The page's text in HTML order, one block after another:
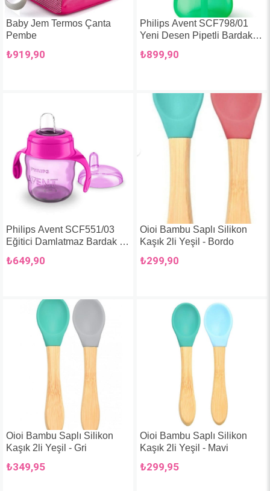
Baby Jem Termos Çanta
Pembe
₺919,90
Philips Avent SCF798/01
Yeni Desen Pipetli Bardak
₺899,90
Philips Avent SCF551/03
Eğitici Damlatmaz Bardak 6
₺649,90
Oioi Bambu Saplı Silikon
Kaşık 2li Yeşil - Bordo
₺299,90
Oioi Bambu Saplı Silikon
Kaşık 2li Yeşil - Gri
₺349,95
Oioi Bambu Saplı Silikon
Kaşık 2li Yeşil - Mavi
₺299,95